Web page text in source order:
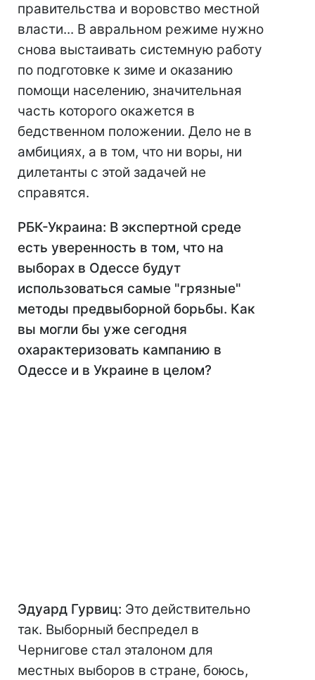
правительства и воровство местной
власти... В авральном режиме нужно
снова выстаивать системную работу
по подготовке к зиме и оказанию
помощи населению, значительная
часть которого окажется в
бедственном положении. Дело не в
амбициях, а в том, что ни воры, ни
дилетанты с этой задачей не
справятся.
РБК-Украина: В экспертной среде
есть уверенность в том, что на
выборах в Одессе будут
использоваться самые "грязные"
методы предвыборной борьбы. Как
вы могли бы уже сегодня
охарактеризовать кампанию в
Одессе и в Украине в целом?
Эдуард Гурвиц: Это действительно
так. Выборный беспредел в
Чернигове стал эталоном для
местных выборов в стране, боюсь,